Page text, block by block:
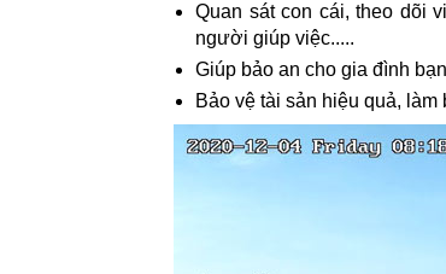
Quan sát con cái, theo dõi
người giúp việc.....
Giúp bảo an cho gia đình
Bảo vệ tài sản hiệu quả,